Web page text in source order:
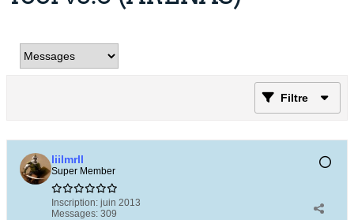
Filtre
liilmrll
Super Member
Inscription: juin 2013
Messages: 309